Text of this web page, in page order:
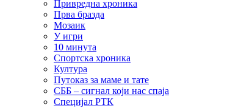
Привредна хроника
Прва бразда
Мозаик
У игри
10 минута
Спортска хроника
Култура
Путоказ за маме и тате
СББ – сигнал који нас спаја
Специјал РТК